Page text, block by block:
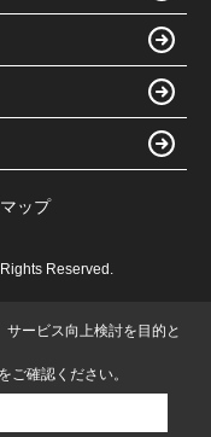
ップ
Reserved.
ービス向上検討を目的と
をご確認ください。